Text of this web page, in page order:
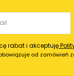
rabat i akceptuję
od zamówień